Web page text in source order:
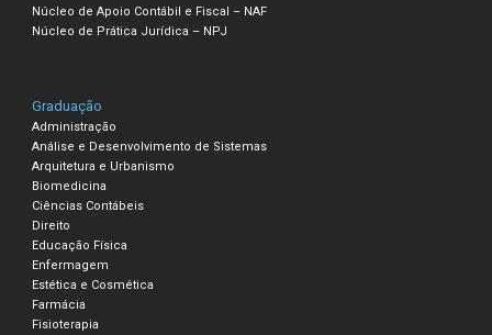
Núcleo de Apoio Contábil e Fiscal – NAF
Núcleo de Prática Jurídica – NPJ
Graduação
Administração
Análise e Desenvolvimento de Sistemas
Arquitetura e Urbanismo
Biomedicina
Ciências Contábeis
Direito
Educação Física
Enfermagem
Estética e Cosmética
Farmácia
Fisioterapia